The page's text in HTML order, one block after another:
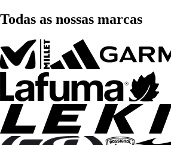
Todas as nossas marcas